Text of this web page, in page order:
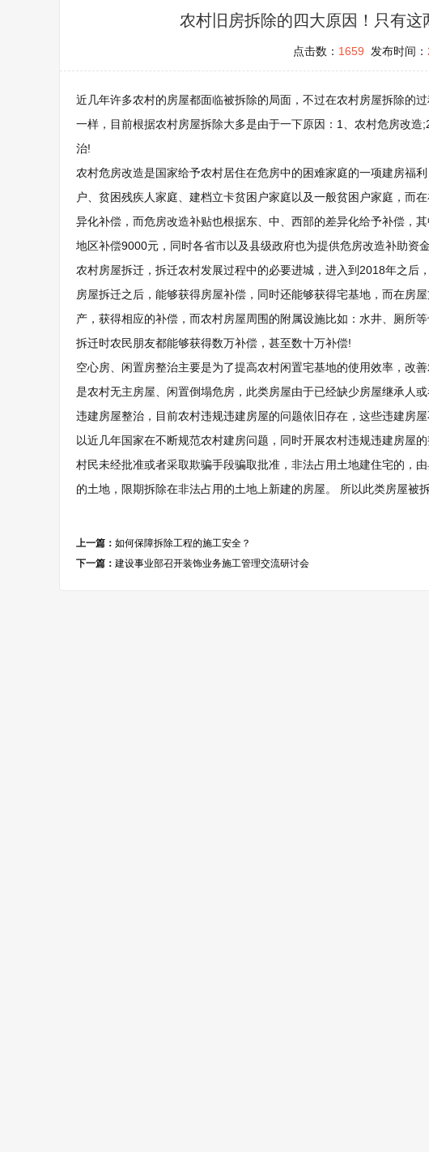
农村旧房拆除的四大原因！只有
点击数： 1659 发布时间：
近几年许多农村的房屋都面临被拆除的局面，不过在农村房屋拆除的
一样，目前根据农村房屋拆除大多是由于一下原因：1、农村危房改
治!
农村危房改造是国家给予农村居住在危房中的困难家庭的一项建房福
户、贫困残疾人家庭、建档立卡贫困户家庭以及一般贫困户家庭，而
异化补偿，而危房改造补贴也根据东、中、西部的差异化给予补偿，
地区补偿9000元，同时各省市以及县级政府也为提供危房改造补助资
农村房屋拆迁，拆迁农村发展过程中的必要进城，进入到2018年之后
房屋拆迁之后，能够获得房屋补偿，同时还能够获得宅基地，而在房
产，获得相应的补偿，而农村房屋周围的附属设施比如：水井、厕所
拆迁时农民朋友都能够获得数万补偿，甚至数十万补偿!
空心房、闲置房整治主要是为了提高农村闲置宅基地的使用效率，改
是农村无主房屋、闲置倒塌危房，此类房屋由于已经缺少房屋继承人
违建房屋整治，目前农村违规违建房屋的问题依旧存在，这些违建房
以近几年国家在不断规范农村建房问题，同时开展农村违规违建房屋
村民未经批准或者采取欺骗手段骗取批准，非法占用土地建住宅的，
的土地，限期拆除在非法占用的土地上新建的房屋。 所以此类房屋被
上一篇： 如何保障拆除工程的施工安全？
下一篇： 建设事业部召开装饰业务施工管理交流研讨会